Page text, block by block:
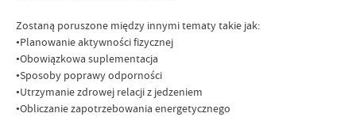
Zostaną poruszone między innymi tematy takie jak:
•Planowanie aktywności fizycznej
•Obowiązkowa suplementacja
•Sposoby poprawy odporności
•Utrzymanie zdrowej relacji z jedzeniem
•Obliczanie zapotrzebowania energetycznego